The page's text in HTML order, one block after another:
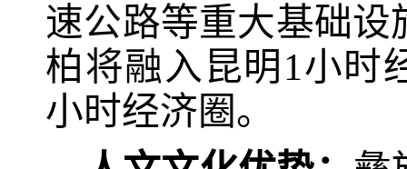
速公路等重大基础设
柏将融入昆明 1小时
小时经济圈。